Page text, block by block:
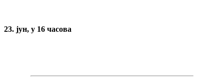
23. jун, у 16 часова